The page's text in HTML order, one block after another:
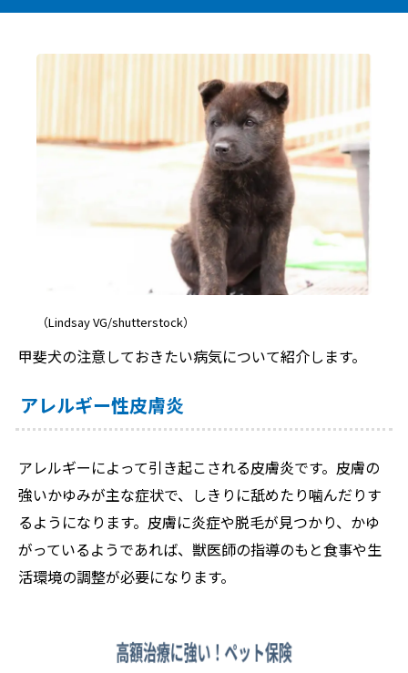
（Lindsay VG/shutterstock）
甲斐犬の注意しておきたい病気について紹介します。
アレルギー性皮膚炎
アレルギーによって引き起こされる皮膚炎です。皮膚の
強いかゆみが主な症状で、しきりに舐めたり噛んだりす
るようになります。皮膚に炎症や脱毛が見つかり、かゆ
がっているようであれば、獣医師の指導のもと食事や生
活環境の調整が必要になります。